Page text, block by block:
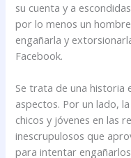
su cuenta y a
por lo menos un
engañarla y
Facebook.
Se trata de una historia
aspectos. Por un lado,
chicos y jóvenes en las
inescrupulosos que
para intentar